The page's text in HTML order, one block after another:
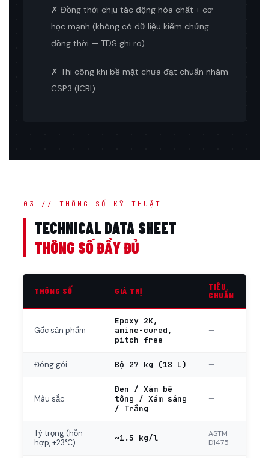
✗ Đồng thời chịu tác động hóa chất + cơ
học mạnh (không có dữ liệu kiểm chứng
đồng thời — TDS ghi rõ)
✗ Thi công khi bề mặt chưa đạt chuẩn nhám
CSP3 (ICRI)
03 // THÔNG SỐ KỸ THUẬT
TECHNICAL DATA SHEET
THÔNG SỐ ĐẦY ĐỦ
THÔNG SỐ GIÁ TRỊ
TIÊU
CHUẨN
Gốc sản phẩm
Epoxy 2K,
amine-cured,
pitch free
—
Đóng gói Bộ 27 kg (18 L) —
Màu sắc
Đen / Xám bê
tông / Xám sáng
/ Trắng
—
Tỷ trọng (hỗn
hợp, +23°C)
~1.5 kg/l
ASTM
D1475